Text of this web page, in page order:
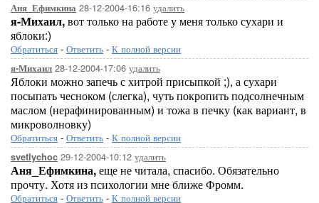
Аня_Ефимкина 28-12-2004-16:16 удалить
я-Михаил,вот только на работе у меня только сухари и
яблоки:)
Обратиться - Ответить - К полной версии
я-Михаил 28-12-2004-17:06 удалить
Яблоки можно запечь с хитрой присыпкой ;), а сухари
посыпать чесноком (слегка), чуть покропить подсолнечным
маслом (нерафинированным) и тожа в печку (как вариант, в
микроволновку)
Обратиться - Ответить - К полной версии
svetlychoc 29-12-2004-10:12 удалить
Аня_Ефимкина,еще не читала, спасибо. Обязательно
прочту. Хотя из психологии мне ближе Фромм.
Обратиться - Ответить - К полной версии